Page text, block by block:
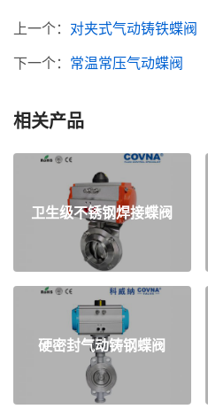
上一个： 对夹式气动铸铁蝶阀
下一个： 常温常压气动蝶阀
相关产品
卫生级不锈钢焊接蝶阀
硬密封气动铸钢蝶阀